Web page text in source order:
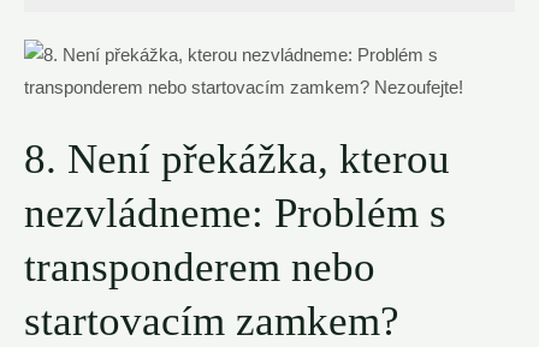
8. Není překážka, kterou
nezvládneme: Problém s
transponderem nebo
startovacím zamkem?